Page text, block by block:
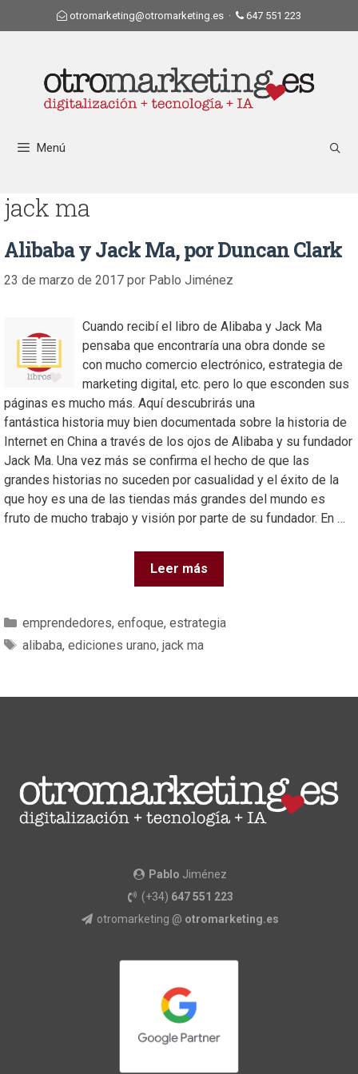
otromarketing@otromarketing.es · 647 551 223
Menú
jack ma
Alibaba y Jack Ma, por Duncan Clark
23 de marzo de 2017 por Pablo Jiménez
Cuando recibí el libro de Alibaba y Jack Ma
pensaba que encontraría una obra donde se
con mucho comercio electrónico, estrategia de
marketing digital, etc. pero lo que esconden sus
páginas es mucho más. Aquí descubrirás una
fantástica historia muy bien documentada sobre la historia de
Internet en China a través de los ojos de Alibaba y su fundador
Jack Ma. Una vez más se confirma el hecho de que las
grandes historias no suceden por casualidad y el éxito de la
que hoy es una de las tiendas más grandes del mundo es
fruto de mucho trabajo y visión por parte de su fundador. En …
Leer más
emprendedores, enfoque, estrategia
alibaba, ediciones urano, jack ma
Pablo Jiménez
(+34) 647 551 223
otromarketing @ otromarketing.es